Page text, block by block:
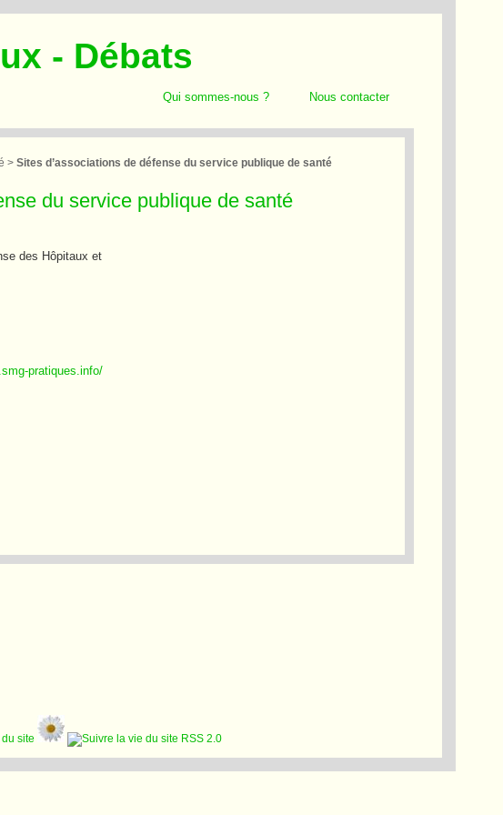
- Débats
Qui sommes-nous ? Nous contacter
> Sites d’associations de défense du service publique de santé
du service publique de santé
des Hôpitaux et
pratiques.info/
du site RSS 2.0